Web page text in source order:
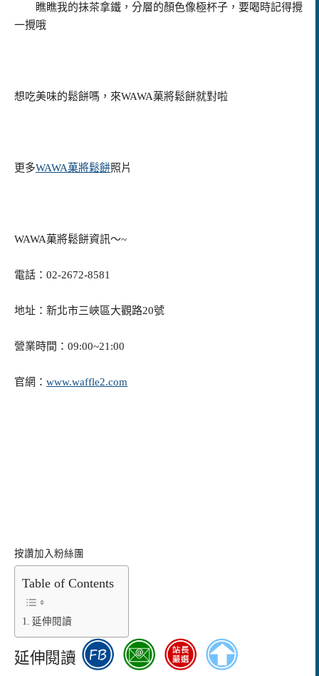
瞧瞧我的抺茶拿鐵，分層的顏色像極杯子，要喝時記得攪
一攪哦
想吃美味的鬆餅嗎，來WAWA菓將鬆餅就對啦
更多WAWA菓將鬆餅照片
WAWA菓將鬆餅資訊～~
電話：02-2672-8581
地址：新北市三峽區大觀路20號
營業時間：09:00~21:00
官網： www.waffle2.com
按讚加入粉絲團
Table of Contents
延伸閱讀
延伸閱讀